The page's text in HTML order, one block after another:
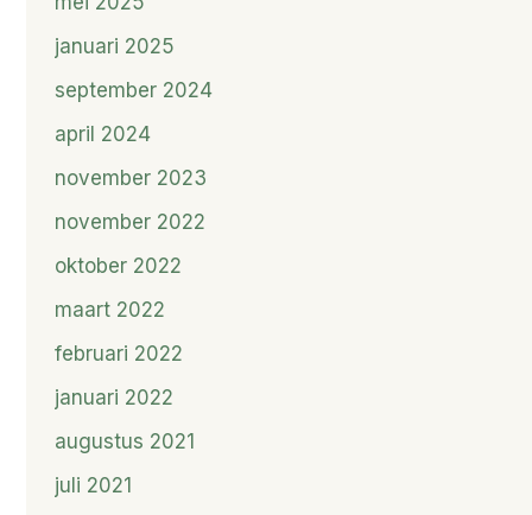
januari 2025
september 2024
april 2024
november 2023
november 2022
oktober 2022
maart 2022
februari 2022
januari 2022
augustus 2021
juli 2021